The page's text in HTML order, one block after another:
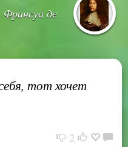
де
тот хочет
2